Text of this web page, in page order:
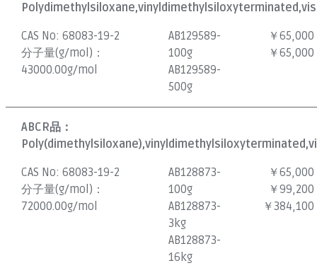
CAS No:68083-19-2
分子量(g/mol)：
43000.00g/mol
AB129589-
100g
AB129589-
500g
￥65,000
￥65,000
ABCR品：
CAS No:68083-19-2
分子量(g/mol)：
72000.00g/mol
AB128873-
100g
AB128873-
3kg
AB128873-
16kg
￥65,000
￥99,200
￥384,100